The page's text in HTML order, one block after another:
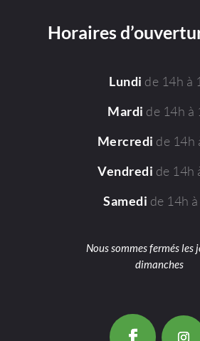
Horaires
Lundi de 14h à
Mardi de 14h à
Mercredi de 14h
Vendredi de 14h
Samedi de 14h
Nous sommes fermés les
dimanches